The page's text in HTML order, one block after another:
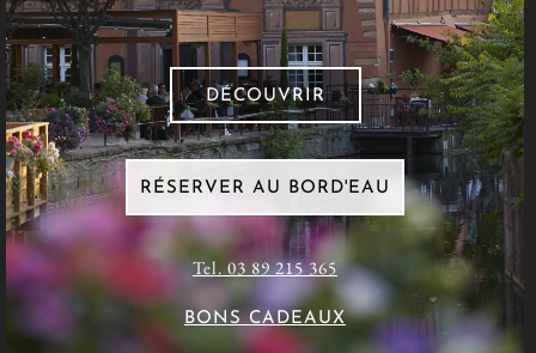
DÉCOUVRIR
RÉSERVER AU BORD'EAU
Tel. 03 89 215 365
BONS CADEAUX